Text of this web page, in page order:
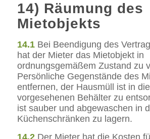
14) Räumung des
Mietobjekts
14.1 Bei Beendigung des
hat der Mieter das Mietobjekt in
ordnungsgemäßem Zustand zu
Persönliche Gegenstände des
entfernen, der Hausmüll ist in die
vorgesehenen Behälter zu
ist sauber und abgewaschen in
Küchenschränken zu lagern.